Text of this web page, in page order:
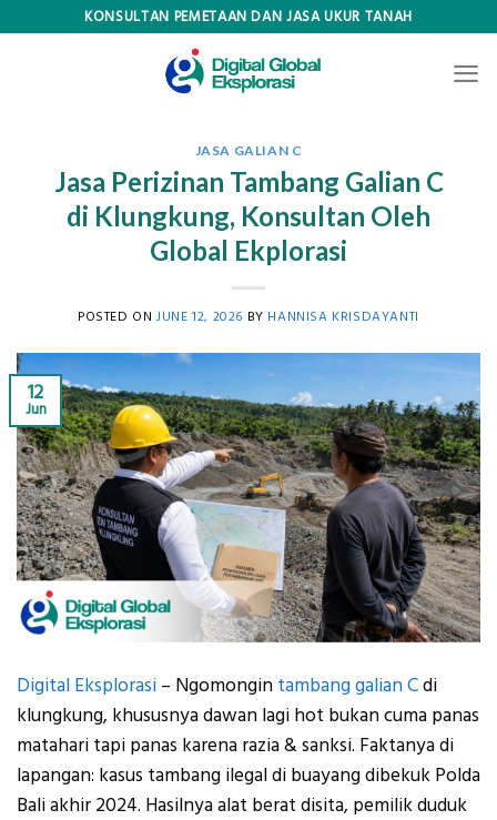
KONSULTAN PEMETAAN DAN JASA UKUR TANAH
JASA GALIAN C
Jasa Perizinan Tambang Galian C
di Klungkung, Konsultan Oleh
Global Ekplorasi
POSTED ONJUNE 12, 2026 BY HANNISA KRISDAYANTI
12
Jun
Digital Eksplorasi – Ngomongin tambang galian Cdi
klungkung, khususnya dawan lagi hot bukan cuma panas
matahari tapi panas karena razia & sanksi. Faktanya di
lapangan: kasus tambang ilegal di buayang dibekuk Polda
Bali akhir 2024. Hasilnya alat berat disita, pemilik duduk